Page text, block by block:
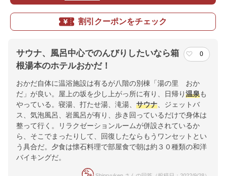
割引クーポンをチェック
サウナ、風呂中心でのんびりしたいなら箱
根湯本のホテルおかだ！
0
おかだ自体に温浴施設は有るが八階の別棟「湯の里 おか
だ」が良い。屋上の坂を少し上がっ所に有り、日帰り温泉も
やっている。寝湯、打たせ湯、滝湯、 サウナ 、ジェットバ
ス、気泡風呂、岩風呂が有り、歩き回っているだけで身体は
整って行く。リラクゼーションルームが併設されているか
ら、そこでまったりして、回復したならもうワンセットとい
う具合だ。夕食は懐石料理で部屋食で朝は約３０種類の和洋
バイキングだ。